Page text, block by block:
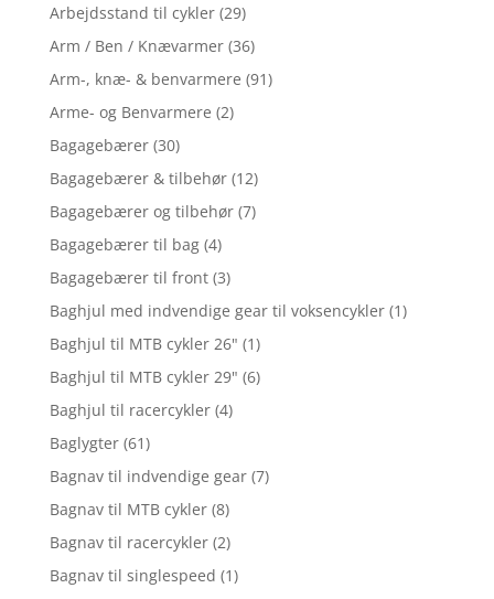
Arbejdsstand til cykler (29)
Arm / Ben / Knævarmer (36)
Arm-, knæ- & benvarmere (91)
Arme- og Benvarmere (2)
Bagagebærer (30)
Bagagebærer & tilbehør (12)
Bagagebærer og tilbehør (7)
Bagagebærer til bag (4)
Bagagebærer til front (3)
Baghjul med indvendige gear til voksencykler (1)
Baghjul til MTB cykler 26" (1)
Baghjul til MTB cykler 29" (6)
Baghjul til racercykler (4)
Baglygter (61)
Bagnav til indvendige gear (7)
Bagnav til MTB cykler (8)
Bagnav til racercykler (2)
Bagnav til singlespeed (1)